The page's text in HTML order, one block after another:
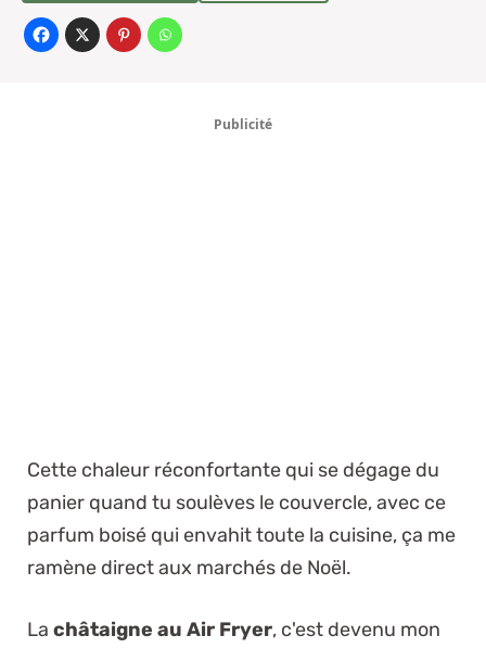
Publicité
Cette chaleur réconfortante qui se dégage du
panier quand tu soulèves le couvercle, avec ce
parfum boisé qui envahit toute la cuisine, ça me
ramène direct aux marchés de Noël.
La châtaigne au Air Fryer, c'est devenu mon